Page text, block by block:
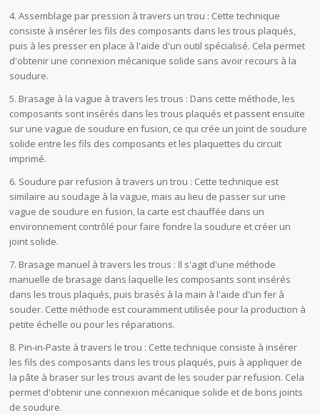
4. Assemblage par pression à travers un trou : Cette technique
consiste à insérer les fils des composants dans les trous plaqués,
puis à les presser en place à l'aide d'un outil spécialisé. Cela permet
d'obtenir une connexion mécanique solide sans avoir recours à la
soudure.
5. Brasage à la vague à travers les trous : Dans cette méthode, les
composants sont insérés dans les trous plaqués et passent ensuite
sur une vague de soudure en fusion, ce qui crée un joint de soudure
solide entre les fils des composants et les plaquettes du circuit
imprimé.
6. Soudure par refusion à travers un trou : Cette technique est
similaire au soudage à la vague, mais au lieu de passer sur une
vague de soudure en fusion, la carte est chauffée dans un
environnement contrôlé pour faire fondre la soudure et créer un
joint solide.
7. Brasage manuel à travers les trous : Il s'agit d'une méthode
manuelle de brasage dans laquelle les composants sont insérés
dans les trous plaqués, puis brasés à la main à l'aide d'un fer à
souder. Cette méthode est couramment utilisée pour la production à
petite échelle ou pour les réparations.
8. Pin-in-Paste à travers le trou : Cette technique consiste à insérer
les fils des composants dans les trous plaqués, puis à appliquer de
la pâte à braser sur les trous avant de les souder par refusion. Cela
permet d'obtenir une connexion mécanique solide et de bons joints
de soudure.